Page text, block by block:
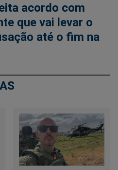
acordo com
que vai levar o
até o fim na